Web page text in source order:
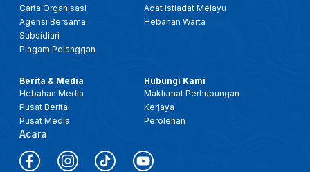
Carta Organisasi
Agensi Bersama
Subsidiari
Piagam Pelanggan
Adat Istiadat Melayu
Hebahan Warta
Berita & Media
Hebahan Media
Pusat Berita
Pusat Media
Acara
Hubungi Kami
Maklumat Perhubungan
Kerjaya
Perolehan